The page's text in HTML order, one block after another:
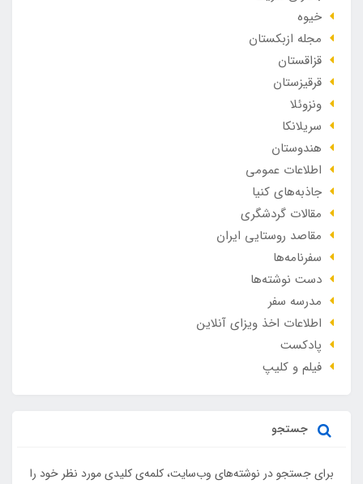
خیوه
مجله ازبکستان
قزاقستان
قرقیزستان
ونزوئلا
سریلانکا
هندوستان
اطلاعات عمومی
جاذبه‌های کنیا
مقالات گردشگری
مقاصد روستایی ایران
سفرنامه‌ها
دست نوشته‌ها
مدرسه سفر
اطلاعات اخذ ویزای آنلاین
پادکست
فیلم و کلیپ
جستجو
برای جستجو در نوشته‌های وب‌سایت، کلمه‌ی کلیدی مورد نظر خود را